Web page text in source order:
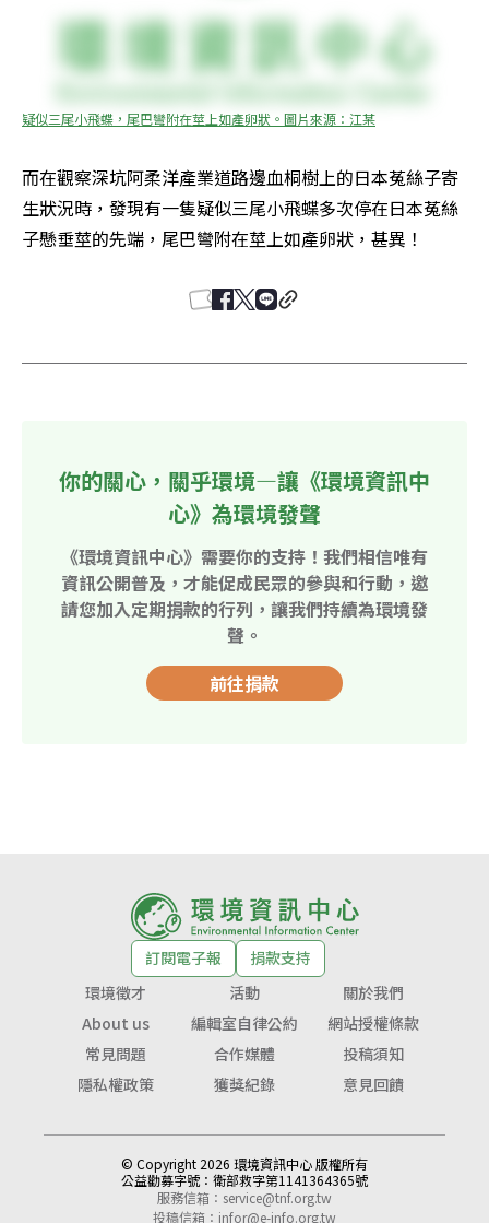
疑似三尾小飛蝶，尾巴彎附在莖上如產卵狀。圖片來源：江某
而在觀察深坑阿柔洋產業道路邊血桐樹上的日本菟絲子寄
生狀況時，發現有一隻疑似三尾小飛蝶多次停在日本菟絲
子懸垂莖的先端，尾巴彎附在莖上如產卵狀，甚異！
你的關心，關乎環境—讓《環境資訊中
心》為環境發聲
《環境資訊中心》需要你的支持！我們相信唯有
資訊公開普及，才能促成民眾的參與和行動，邀
請您加入定期捐款的行列，讓我們持續為環境發
聲。
前往捐款
訂閱電子報
捐款支持
環境徵才
活動
關於我們
About us
編輯室自律公約
網站授權條款
常見問題
合作媒體
投稿須知
隱私權政策
獲獎紀錄 意見回饋
© Copyright 2026 環境資訊中心 版權所有
公益勸募字號： 衛部救字第1141364365號
服務信箱： service@tnf.org.tw
投稿信箱： infor@e-info.org.tw